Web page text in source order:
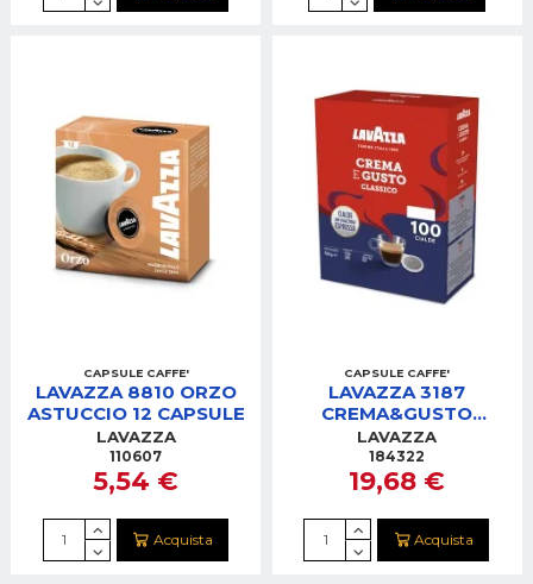
CAPSULE CAFFE'
LAVAZZA 8810 ORZO
ASTUCCIO 12 CAPSULE
LAVAZZA
110607
5,54 €
Acquista
CAPSULE CAFFE'
LAVAZZA 3187
CREMA&GUSTO
CIALDE 100PEZZI -
GUSTO CLASSICO
LAVAZZA
184322
19,68 €
Acquista